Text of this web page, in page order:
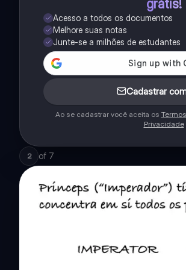
grátis!
Acesso a todos os documentos
Melhore suas notas
Junte-se a milhões de estudantes
Cadastrar
Ao se cadastrar você aceita os
Privacidade
2 of 7